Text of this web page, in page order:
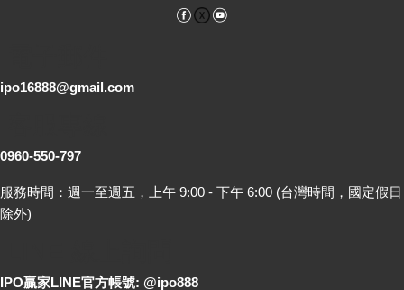
Facebook
ipo16888@gmail.com
0960-550-797
服務時間：週一至週五，上午 9:00 - 下午 6:00 (台灣時間，國定假日
除外)
IPO贏家LINE官方帳號: @ipo888